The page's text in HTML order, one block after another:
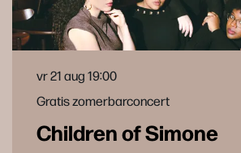
Children of Simone
Gratis zomerbarconcert
vr 21 aug19:00